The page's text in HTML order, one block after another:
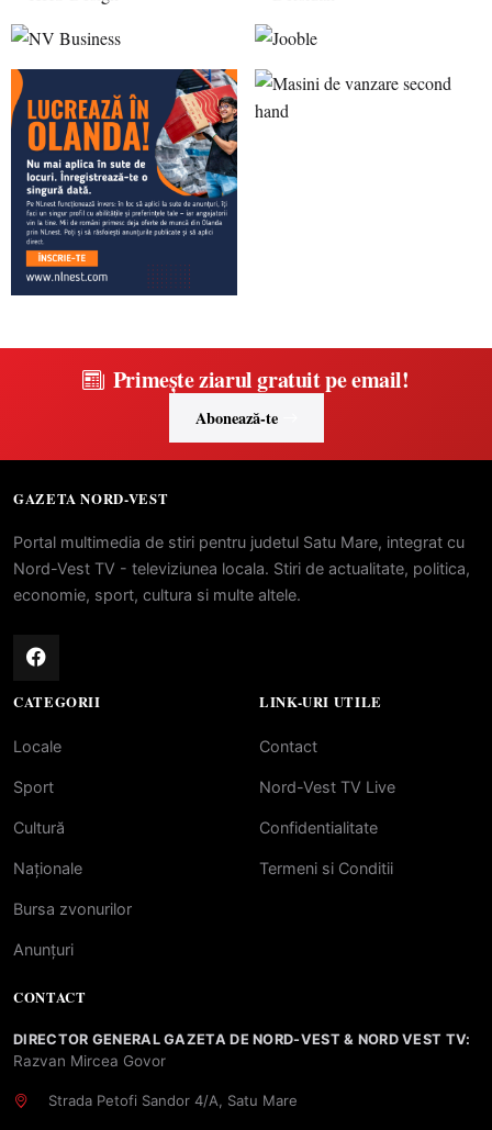
Primește ziarul gratuit pe email!
Abonează-te
GAZETA NORD-VEST
Portal multimedia de stiri pentru judetul Satu Mare, integrat cu
Nord-Vest TV - televiziunea locala. Stiri de actualitate, politica,
economie, sport, cultura si multe altele.
CATEGORII
Locale
Sport
Cultură
Naționale
Bursa zvonurilor
Anunțuri
LINK-URI UTILE
Contact
Nord-Vest TV Live
Confidentialitate
Termeni si Conditii
CONTACT
DIRECTOR GENERAL GAZETA DE NORD-VEST & NORD VEST TV:
Razvan Mircea Govor
Strada Petofi Sandor 4/A, Satu Mare